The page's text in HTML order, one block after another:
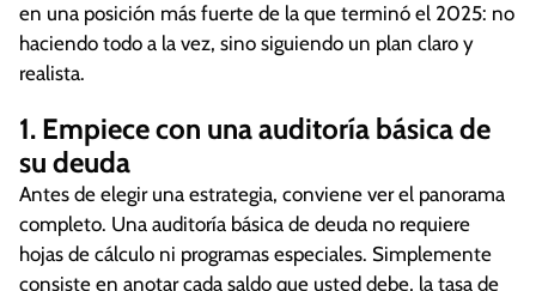
en una posición más fuerte de la que terminó el 2025: no
haciendo todo a la vez, sino siguiendo un plan claro y
realista.
1. Empiece con una auditoría básica de
su deuda
Antes de elegir una estrategia, conviene ver el panorama
completo. Una auditoría básica de deuda no requiere
hojas de cálculo ni programas especiales. Simplemente
consiste en anotar cada saldo que usted debe, la tasa de